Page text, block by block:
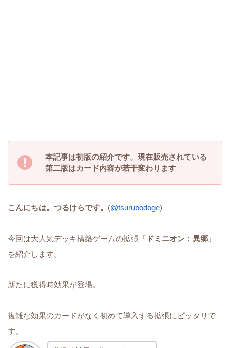
本記事は初版の紹介です。現在販売されている
第二版はカード内容が若干変わります
こんにちは。つるけらです。 (@tsurubodoge)
今回は大人気デッキ構築ゲームの拡張『 ドミニオン：異郷 』
を紹介します。
新たに獲得時効果が登場。
複雑な効果のカードがなく初めて導入する拡張にピッタリで
す。